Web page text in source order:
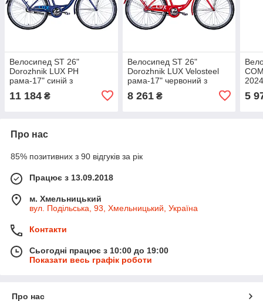
Велосипед ST 26"
Dorozhnik LUX PH
рама-17" синій з
блакитним (матовий) 2024
крила, крило пер., крило
11 184 ₴
Велосипед ST 26"
Dorozhnik LUX Velosteel
рама-17" червоний з
корзиною Pl з крилом St
8 261₴ 5
Про нас
85% позитивних з 90 відгуків за рік
Працює з 13.09.2018
м. Хмельницький
вул. Подільська, 93, Хмельницький, Україна
Контакти
Сьогодні працює з 10:00 до 19:00
Показати весь графік роботи
Про нас